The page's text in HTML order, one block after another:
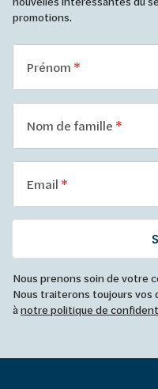
promotions.
Prénom
Nom de famille
Email
Nous prenons soin de votre
Nous traiterons toujours
ànotre politique de